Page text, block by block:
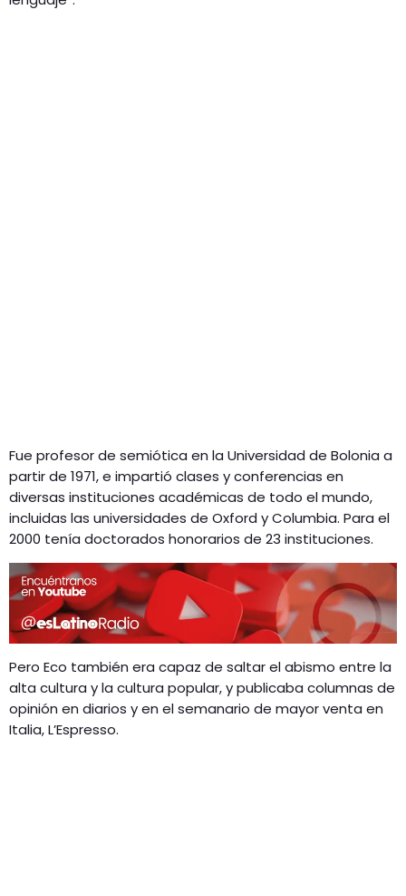
Fue profesor de semiótica en la Universidad de Bolonia a
partir de 1971, e impartió clases y conferencias en
diversas instituciones académicas de todo el mundo,
incluidas las universidades de Oxford y Columbia. Para el
2000 tenía doctorados honorarios de 23 instituciones.
Pero Eco también era capaz de saltar el abismo entre la
alta cultura y la cultura popular, y publicaba columnas de
opinión en diarios y en el semanario de mayor venta en
Italia, L’Espresso.